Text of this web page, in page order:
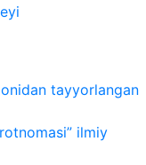
tayyorlangan
ilmiy